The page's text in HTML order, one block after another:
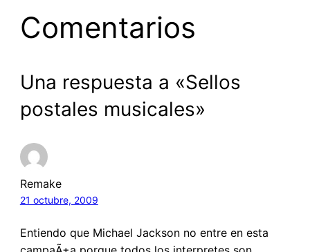
Comentarios
Una respuesta a «Sellos
postales musicales»
Remake
21 octubre, 2009
Entiendo que Michael Jackson no entre en esta